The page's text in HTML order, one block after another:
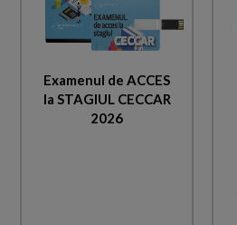
Examenul de ACCES
la STAGIUL CECCAR
2026